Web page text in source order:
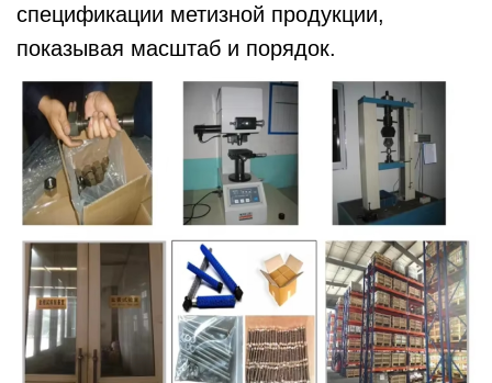
спецификации метизной продукции,
показывая масштаб и порядок.